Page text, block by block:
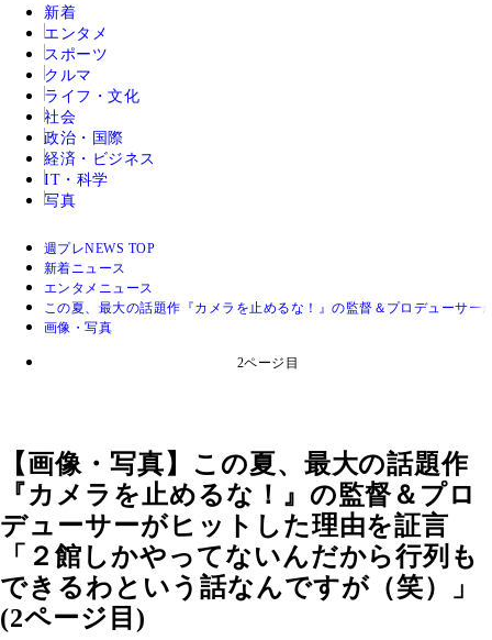
新着
エンタメ
スポーツ
クルマ
ライフ・文化
社会
政治・国際
経済・ビジネス
IT・科学
写真
週プレNEWS TOP
新着ニュース
エンタメニュース
この夏、最大の話題作『カメラを止めるな！』の監督＆プロデューサ
画像・写真
2ページ目
【画像・写真】この夏、最大の話題作
『カメラを止めるな！』の監督＆プロ
デューサーがヒットした理由を証言
「２館しかやってないんだから行列も
できるわという話なんですが（笑）」
(2ページ目)